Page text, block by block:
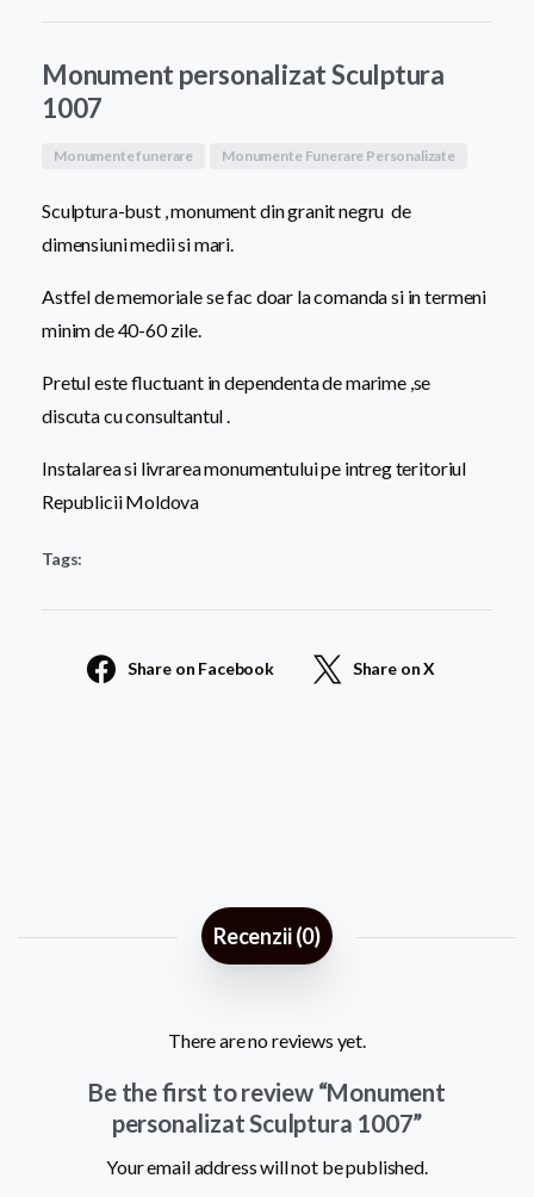
Monument personalizat Sculptura
1007
Monumente funerare Monumente Funerare Personalizate
Sculptura-bust , monument din granit negru de
dimensiuni medii si mari.
Astfel de memoriale se fac doar la comanda si in termeni
minim de 40-60 zile.
Pretul este fluctuant in dependenta de marime ,se
discuta cu consultantul .
Instalarea si livrarea monumentului pe intreg teritoriul
Republicii Moldova
Tags:
Share on Facebook Share on X
Recenzii (0)
There are no reviews yet.
Be the first to review “Monument
personalizat Sculptura 1007”
Your email address will not be published.